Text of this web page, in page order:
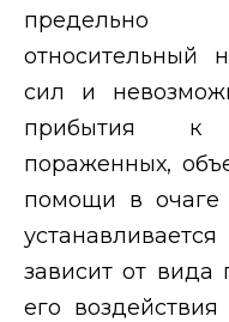
предельно
относительный
сил и
прибытия к
пораженных,
помощи в очаге
зависит от вида
его